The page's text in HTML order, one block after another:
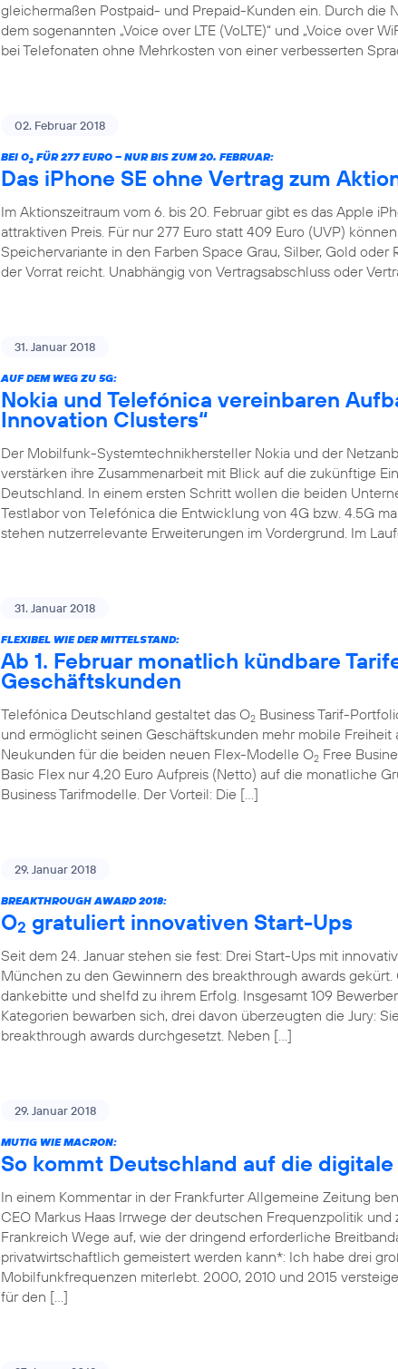
gleichermaßen Postpaid- und Prepaid-Kunden ein. Durch die
dem sogenannten „Voice over LTE (VoLTE)“ und „Voice over
bei Telefonaten ohne Mehrkosten von einer verbesserten
02. Februar 2018
BEI O2 FÜR 277 EURO – NUR BIS ZUM 20. FEBRUAR:
Das iPhone SE ohne Vertrag zum
Im Aktionszeitraum vom 6. bis 20. Februar gibt es das Apple
attraktiven Preis. Für nur 277 Euro statt 409 Euro (UVP)
Speichervariante in den Farben Space Grau, Silber, Gold oder
der Vorrat reicht. Unabhängig von Vertragsabschluss oder
31. Januar 2018
AUF DEM WEG ZU 5G:
Nokia und Telefónica vereinbaren
Innovation Clusters“
Der Mobilfunk-Systemtechnikhersteller Nokia und der
verstärken ihre Zusammenarbeit mit Blick auf die zukünftige
Deutschland. In einem ersten Schritt wollen die beiden
Testlabor von Telefónica die Entwicklung von 4G bzw. 4.5G
stehen nutzerrelevante Erweiterungen im Vordergrund. Im
31. Januar 2018
FLEXIBEL WIE DER MITTELSTAND:
Ab 1. Februar monatlich kündbare
Geschäftskunden
Telefónica Deutschland gestaltet das O2 Business Tarif-
und ermöglicht seinen Geschäftskunden mehr mobile Freiheit
Neukunden für die beiden neuen Flex-Modelle O2 Free
Basic Flex nur 4,20 Euro Aufpreis (Netto) auf die monatliche
Business Tarifmodelle. Der Vorteil: Die […]
29. Januar 2018
BREAKTHROUGH AWARD 2018:
O2 gratuliert innovativen Start-Ups
Seit dem 24. Januar stehen sie fest: Drei Start-Ups mit
München zu den Gewinnern des breakthrough awards gekürt.
dankebitte und shelfd zu ihrem Erfolg. Insgesamt 109
Kategorien bewarben sich, drei davon überzeugten die Jury:
breakthrough awards durchgesetzt. Neben […]
29. Januar 2018
MUTIG WIE MACRON:
So kommt Deutschland auf die
In einem Kommentar in der Frankfurter Allgemeine Zeitung
CEO Markus Haas Irrwege der deutschen Frequenzpolitik und
Frankreich Wege auf, wie der dringend erforderliche
privatwirtschaftlich gemeistert werden kann*: Ich habe drei
Mobilfunkfrequenzen miterlebt. 2000, 2010 und 2015
für den […]